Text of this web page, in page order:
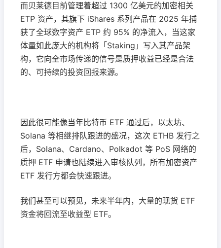
而贝莱德目前管理着超过 1300 亿美元的加密相关
ETP 资产，其旗下 iShares 系列产品在 2025 年捕
获了全球数字资产 ETP 约 95% 的净流入，当这家
体量如此庞大的机构将「Staking」写入其产品架
构，它向全市场传递的信号是质押收益已经是合法
的、可持续的投资回报来源。
因此很可能像当年比特币 ETF 通过后，以太坊、
Solana 等相继排队跟进的盛况，这次 ETHB 发行之
后，Solana、Cardano、Polkadot 等 PoS 网络的
质押 ETF 申请也陆续进入审核队列，所有加密资产
ETF 发行方都会快速跟进。
我们甚至可以预见，未来半年内，大量的现货 ETF
资金将回流至收益型 ETF。